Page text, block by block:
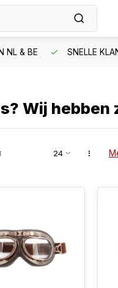
NL & BE SNELLE
Wij hebben